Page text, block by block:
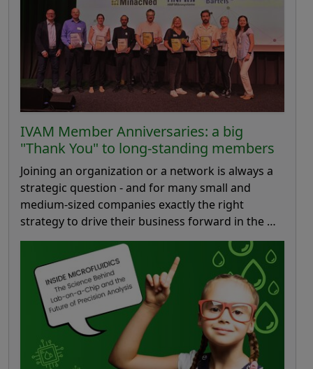
IVAM Member Anniversaries: a big
"Thank You" to long-standing members
Joining an organization or a network is always a
strategic question - and for many small and
medium-sized companies exactly the right
strategy to drive their business forward in the …